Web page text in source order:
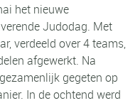
het nieuwe
Judodag. Met
verdeeld over 4 teams,
afgewerkt. Na
gegeten op
In de ochtend werd